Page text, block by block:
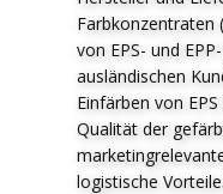
Farbkonzentraten
von EPS- und
ausländischen
Einfärben von
Qualität der
logistische